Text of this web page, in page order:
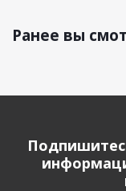
Ранее вы